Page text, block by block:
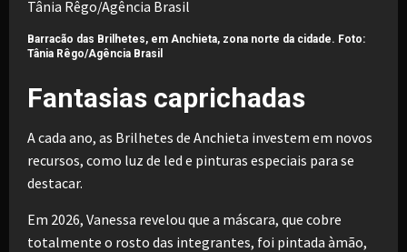
Barracão das Brilhetes, em Anchieta, zona norte da cidade. Foto:
Tânia Rêgo/Agência Brasil
Fantasias caprichadas
A cada ano, as Brilhetes de Anchieta investem em novos
recursos, como luz de led e pinturas especiais para se
destacar.
Em 2026, Vanessa revelou que a máscara, que cobre
totalmente o rosto das integrantes, foi pintada àmão,